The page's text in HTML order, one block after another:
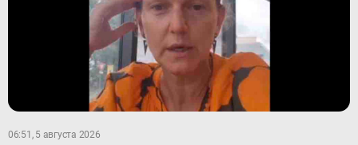
06:51, 5 августа 2026